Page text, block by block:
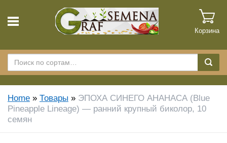
Корзина
Home » Товары » ЭПОХА СИНЕГО АНАНАСА (Blue
Pineapple Lineage) — ранний крупный биколор, 10
семян